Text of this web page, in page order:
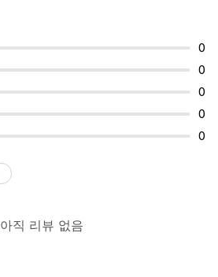
0
0
0
0
0
아직 리뷰 없음